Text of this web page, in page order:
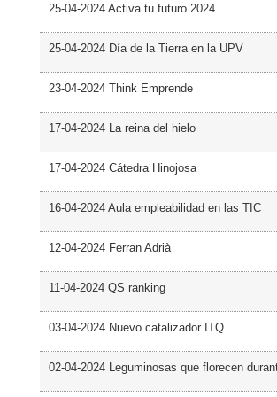
25-04-2024 Activa tu futuro 2024
25-04-2024 Día de la Tierra en la UPV
23-04-2024 Think Emprende
17-04-2024 La reina del hielo
17-04-2024 Cátedra Hinojosa
16-04-2024 Aula empleabilidad en las TIC
12-04-2024 Ferran Adrià
11-04-2024 QS ranking
03-04-2024 Nuevo catalizador ITQ
02-04-2024 Leguminosas que florecen